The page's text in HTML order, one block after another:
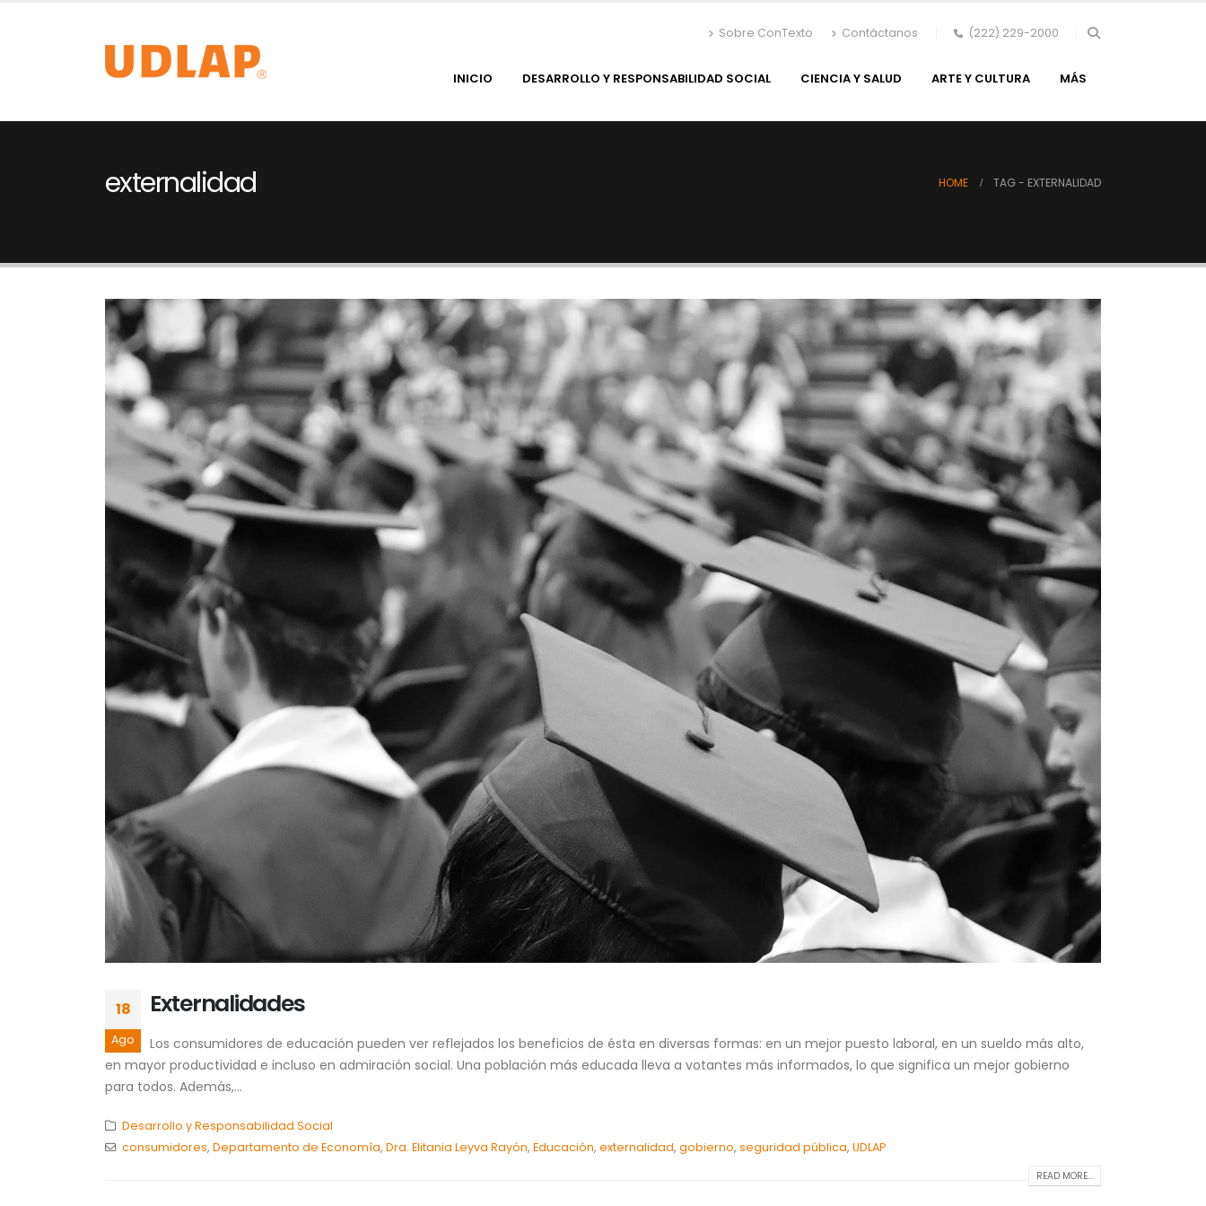
Sobre ConTexto Contáctanos (222) 229-2000
INICIO DESARROLLO Y RESPONSABILIDAD SOCIAL CIENCIA Y SALUD ARTE Y CULTURA MÁS
externalidad HOME TAG - EXTERNALIDAD
18
Ago
Externalidades
Los consumidores de educación pueden ver reflejados los beneficios de ésta en diversas formas: en un mejor puesto laboral, en un sueldo más alto,
en mayor productividad e incluso en admiración social. Una población más educada lleva a votantes más informados, lo que significa un mejor gobierno
para todos. Además,...
Desarrollo y Responsabilidad Social
consumidores, Departamento de Economía, Dra. Elitania Leyva Rayón, Educación, externalidad, gobierno, seguridad pública, UDLAP
READ MORE...